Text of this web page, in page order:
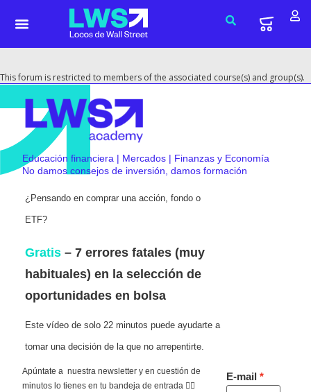
This forum is restricted to members of the associated course(s) and group(s).
Educación financiera | Mercados | Finanzas y Economía
No damos consejos de inversión, damos formación
¿Pensando en comprar una acción, fondo o
ETF?
Gratis – 7 errores fatales (muy
habituales) en la selección de
oportunidades en bolsa
Este vídeo de solo 22 minutos puede ayudarte a
tomar una decisión de la que no arrepentirte.
Apúntate a nuestra newsletter y en cuestión de
minutos lo tienes en tu bandeja de entrada 👇🏻
E-mail